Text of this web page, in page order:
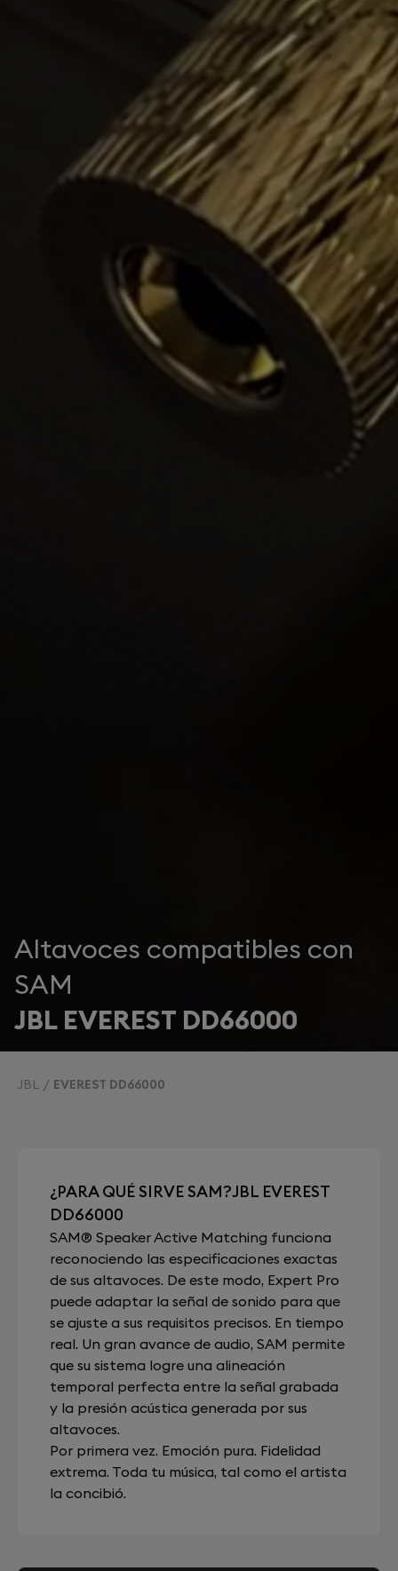
Altavoces compatibles con
SAM
JBL EVEREST DD66000
JBL EVEREST DD66000
¿PARA QUÉ SIRVE SAM?JBL EVEREST
DD66000
SAM® Speaker Active Matching funciona
reconociendo las especificaciones exactas
de sus altavoces. De este modo, Expert Pro
puede adaptar la señal de sonido para que
se ajuste a sus requisitos precisos. En tiempo
real. Un gran avance de audio, SAM permite
que su sistema logre una alineación
temporal perfecta entre la señal grabada
y la presión acústica generada por sus
altavoces.
Por primera vez. Emoción pura. Fidelidad
extrema. Toda tu música, tal como el artista
la concibió.